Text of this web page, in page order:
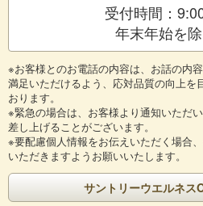
受付時間：
年末年始を
※お客様とのお電話の内容は、お話の内
満足いただけるよう、応対品質の向上を
おります。
※緊急の場合は、お客様より通知いただ
差し上げることがございます。
※要配慮個人情報をお伝えいただく場合
いただきますようお願いいたします。
サントリーウエルネス